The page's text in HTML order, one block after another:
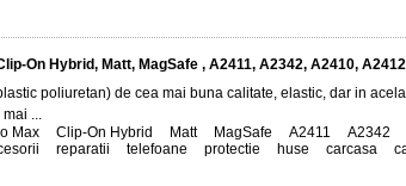
On Hybrid, Matt, MagSafe , A2411, A2342, A2410, A2412
poliuretan) de cea mai buna calitate, elastic, dar in
...
Max Clip-On Hybrid Matt, MagSafe A2411 A2342
reparatii telefoane protectie huse carcasa